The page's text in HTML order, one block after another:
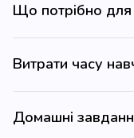
Що потрібно для
Витрати часу
Домашні